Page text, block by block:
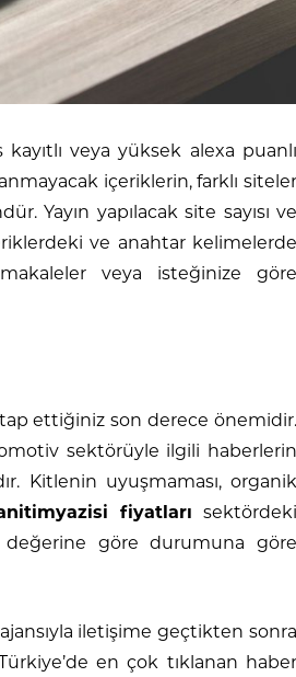
kayıtlı veya yüksek alexa puanlı
içeriklerin, farklı siteler
Yayın yapılacak site sayısı ve
ve anahtar kelimelerde
veya isteğinize göre
ettiğiniz son derece önemidir.
sektörüyle ilgili haberlerin
Kitlenin uyuşmaması, organik
fiyatları sektördeki
göre durumuna göre
ajansıyla iletişime geçtikten sonra
en çok tıklanan haber